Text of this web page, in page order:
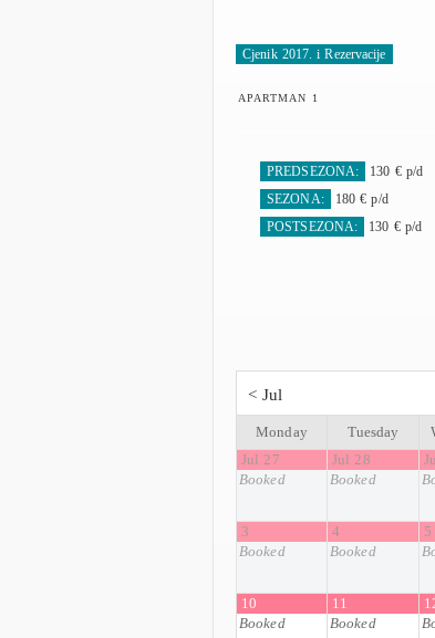
Cjenik 2017. i Rezervacije
APARTMAN 1
PREDSEZONA:
130 € p/d
SEZONA:
180 € p/d
POSTSEZONA:
130 € p/d
< Jul
Monday Tuesday
Jul 27
Booked
Jul 28
Booked
3
Booked
4
Booked
5
10
Booked
11
Booked